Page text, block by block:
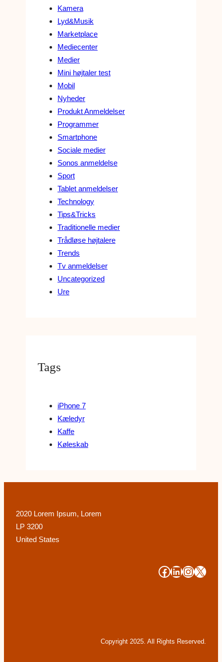
Kamera
Lyd&Musik
Marketplace
Mediecenter
Medier
Mini højtaler test
Mobil
Nyheder
Produkt Anmeldelser
Programmer
Smartphone
Sociale medier
Sonos anmeldelse
Sport
Tablet anmeldelser
Technology
Tips&Tricks
Traditionelle medier
Trådløse højtalere
Trends
Tv anmeldelser
Uncategorized
Ure
Tags
iPhone 7
Kæledyr
Kaffe
Køleskab
2020 Lorem Ipsum, Lorem
LP 3200
United States
# # # #
Copyright 2025. All Rights Reserved.